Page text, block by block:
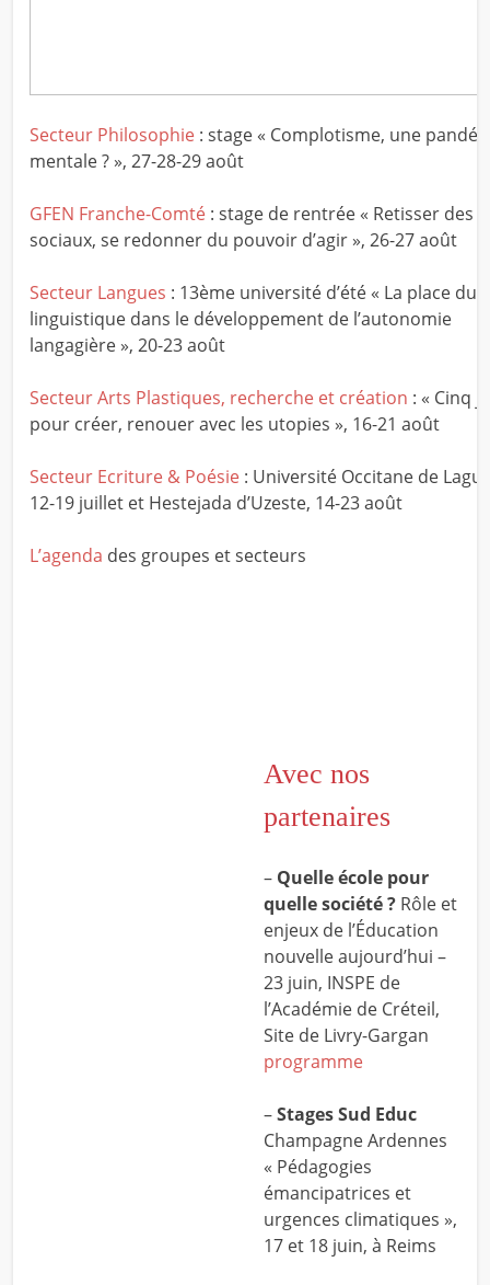
Secteur Philosophie: stage « Complotisme, une
mentale ? », 27-28-29 août
GFEN Franche-Comté: stage de rentrée « Retisser des
sociaux, se redonner du pouvoir d’agir », 26-27 août
Secteur Langues : 13ème université d’été « La place du
linguistique dans le développement de l’autonomie
langagière », 20-23 août
Secteur Arts Plastiques, recherche et création : « Cinq
pour créer, renouer avec les utopies », 16-21 août
Secteur Ecriture & Poésie : Université Occitane de
12-19 juillet et Hestejada d’Uzeste, 14-23 août
L’agenda des groupes et secteurs
Avec nos
partenaires
– Quelle école pour
quelle société ? Rôle et
enjeux de l’Éducation
nouvelle aujourd’hui –
23 juin, INSPE de
l’Académie de Créteil,
Site de Livry-Gargan
programme
–Stages Sud Educ
Champagne Ardennes
« Pédagogies
émancipatrices et
urgences climatiques »,
17 et 18 juin, à Reims